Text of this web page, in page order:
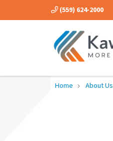
(559) 624-2000
Home About Us